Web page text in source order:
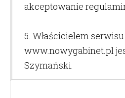
akceptowanie
5. Właścicielem serwisu
www.nowygabinet.pl
Szymański.